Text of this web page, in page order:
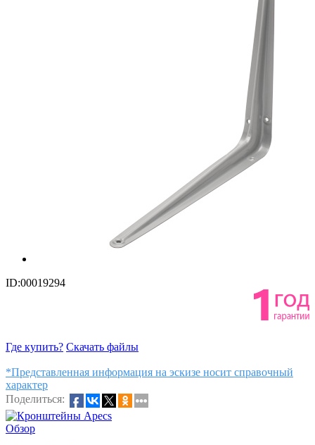
ID:00019294
Где купить? Скачать файлы
*Представленная информация на эскизе носит справочный
характер
Поделиться:
Обзор